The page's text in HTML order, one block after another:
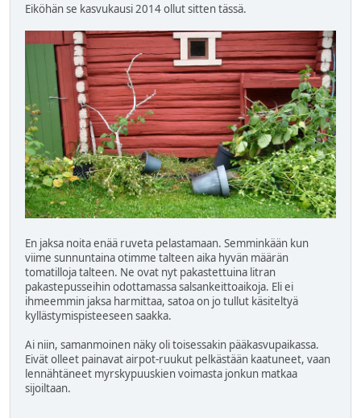
Eiköhän se kasvukausi 2014 ollut sitten tässä.
En jaksa noita enää ruveta pelastamaan. Semminkään kun
viime sunnuntaina otimme talteen aika hyvän määrän
tomatilloja talteen. Ne ovat nyt pakastettuina litran
pakastepusseihin odottamassa salsankeittoaikoja. Eli ei
ihmeemmin jaksa harmittaa, satoa on jo tullut käsiteltyä
kyllästymispisteeseen saakka.
Ai niin, samanmoinen näky oli toisessakin pääkasvupaikassa.
Eivät olleet painavat airpot-ruukut pelkästään kaatuneet, vaan
lennähtäneet myrskypuuskien voimasta jonkun matkaa
sijoiltaan.